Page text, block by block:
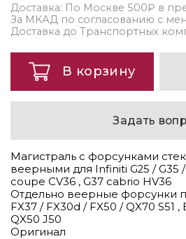
Доставка: По Москве 500₽ в
За МКАД по согласованию с
Доставка до Транспортных
В корзину
Задать
Магистраль с форсунками
веерными для Infiniti G25 / G35 /
coupe CV36 , G37 cabrio HV36
Отдельно веерные форсунки
FX37 / FX30d / FX50 / QX70 S51 ,
QX50 J50
Оригинал